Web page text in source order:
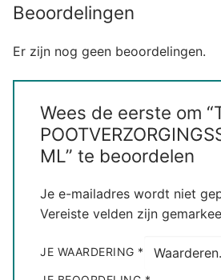
Beoordelingen
Er zijn nog geen beoordelingen.
Wees de eerste om
ML” te beoordelen
Je e-mailadres wordt niet
Vereiste velden zijn
JE WAARDERING *